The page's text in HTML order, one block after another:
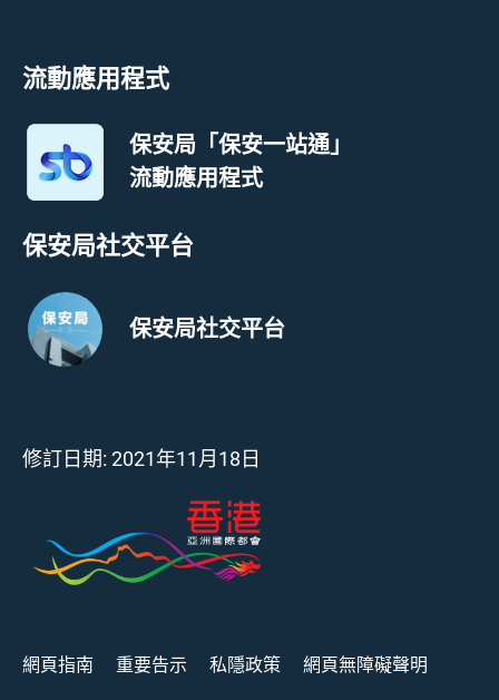
流動應用程式
保安局「保安一站通」
流動應用程式
保安局社交平台
保安局社交平台
修訂日期: 2021年11月18日
網頁指南 重要告示 私隱政策 網頁無障礙聲明